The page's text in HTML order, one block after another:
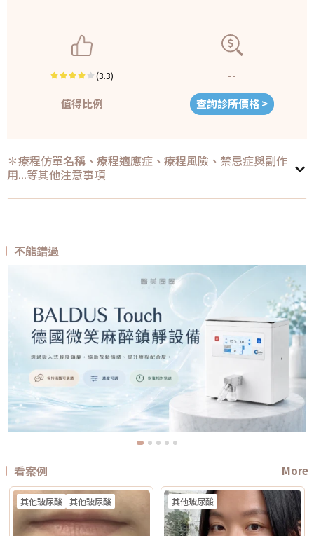
(3.3)
值得比例
--
查詢診所價格 >
✽療程仿單名稱、療程適應症、療程風險、禁忌症與副作
用...等其他注意事項
不能錯過
看案例 More
其他玻尿酸 其他玻尿酸 其他玻尿酸